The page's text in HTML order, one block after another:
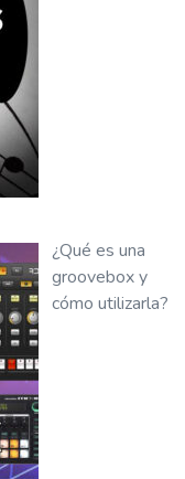
¿Qué es una
groovebox y
cómo utilizarla?